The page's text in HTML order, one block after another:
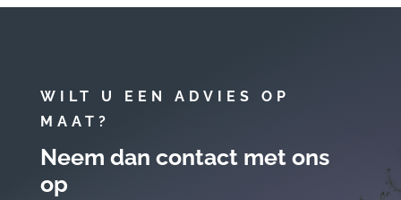
WILT U EEN ADVIES OP
MAAT?
Neem dan contact met ons
op